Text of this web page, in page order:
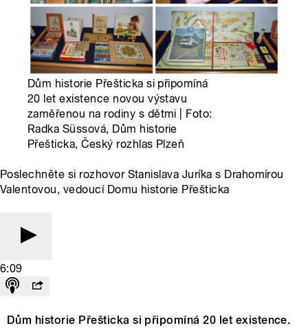
Dům historie Přešticka si připomíná
20 let existence novou výstavu
zaměřenou na rodiny s dětmi | Foto:
Radka Süssová, Dům historie
Přešticka, Český rozhlas Plzeň
Poslechněte si rozhovor Stanislava Juríka s Drahomírou
Valentovou, vedoucí Domu historie Přešticka
6:09
Dům historie Přešticka si připomíná 20 let existence.